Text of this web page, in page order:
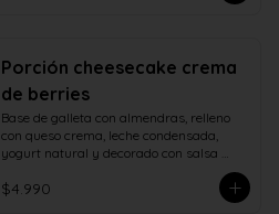
Porción cheesecake crema
de berries
Base de galleta con almendras, relleno
con queso crema, leche condensada,
yogurt natural y decorado con salsa
$4.990